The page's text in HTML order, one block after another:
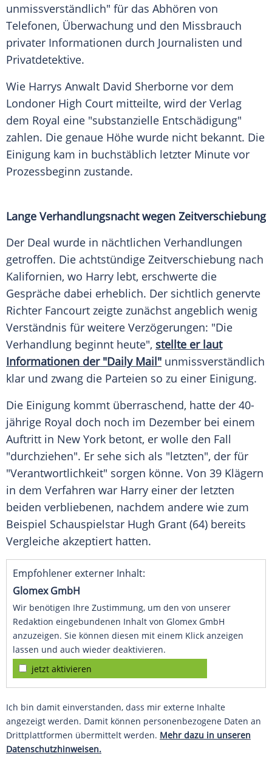
unmissverständlich" für das Abhören von
Telefonen, Überwachung und den Missbrauch
privater Informationen durch Journalisten und
Privatdetektive.
Wie Harrys Anwalt David Sherborne vor dem
Londoner High Court mitteilte, wird der Verlag
dem Royal eine "substanzielle Entschädigung"
zahlen. Die genaue Höhe wurde nicht bekannt. Die
Einigung kam in buchstäblich letzter Minute vor
Prozessbeginn zustande.
Lange Verhandlungsnacht wegen Zeitverschiebung
Der Deal wurde in nächtlichen Verhandlungen
getroffen. Die achtstündige Zeitverschiebung nach
Kalifornien, wo Harry lebt, erschwerte die
Gespräche dabei erheblich. Der sichtlich genervte
Richter Fancourt zeigte zunächst angeblich wenig
Verständnis für weitere Verzögerungen: "Die
Verhandlung beginnt heute", stellte er laut
Informationen der "Daily Mail" unmissverständlich
klar und zwang die Parteien so zu einer Einigung.
Die Einigung kommt überraschend, hatte der 40-
jährige Royal doch noch im Dezember bei einem
Auftritt in New York betont, er wolle den Fall
"durchziehen". Er sehe sich als "letzten", der für
"Verantwortlichkeit" sorgen könne. Von 39 Klägern
in dem Verfahren war Harry einer der letzten
beiden verbliebenen, nachdem andere wie zum
Beispiel Schauspielstar Hugh Grant (64) bereits
Vergleiche akzeptiert hatten.
Empfohlener externer Inhalt:
Glomex GmbH
Wir benötigen Ihre Zustimmung, um den von unserer
Redaktion eingebundenen Inhalt von Glomex GmbH
anzuzeigen. Sie können diesen mit einem Klick anzeigen
lassen und auch wieder deaktivieren.
jetzt aktivieren
Ich bin damit einverstanden, dass mir externe Inhalte
angezeigt werden. Damit können personenbezogene Daten an
Drittplattformen übermittelt werden. Mehr dazu in unseren
Datenschutzhinweisen.